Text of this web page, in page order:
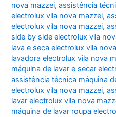
nova mazzei,assistência
electrolux vila nova mazzei,
electrolux vila nova mazzei,
side by side electrolux vila
lava e seca electrolux vila
lavadora electrolux vila nova
máquina de lavar e secar
assistência técnica máquina
electrolux vila nova mazzei,
lavar electrolux vila nova
máquina de lavar roupa